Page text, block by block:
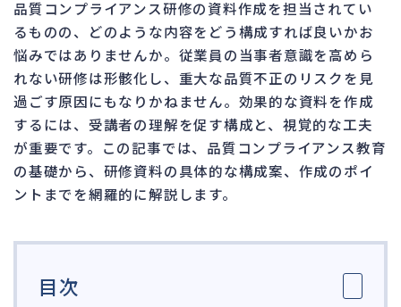
資産売却 195
法務
差押・強制執行 231
法令違反・行政処分 318
訴訟・不正 279
損害賠償・知的財産 271
経営 157
人事労務
品質コンプライアンス研修の資料作成を担当されてい
るものの、どのような内容をどう構成すれば良いかお
悩みではありませんか。従業員の当事者意識を高めら
れない研修は形骸化し、重大な品質不正のリスクを見
過ごす原因にもなりかねません。効果的な資料を作成
するには、受講者の理解を促す構成と、視覚的な工夫
が重要です。この記事では、品質コンプライアンス教育
の基礎から、研修資料の具体的な構成案、作成のポイ
ントまでを網羅的に解説します。
目次